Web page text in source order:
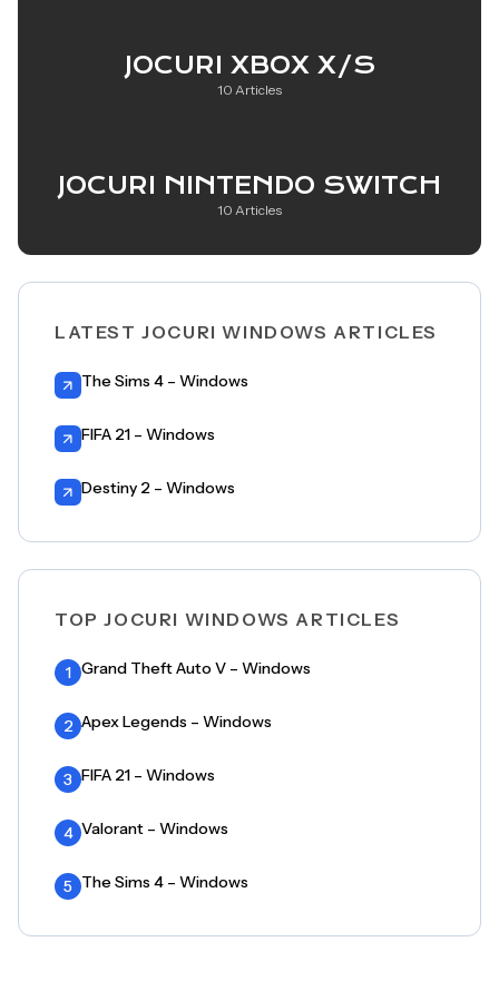
JOCURI XBOX X/S
10 Articles
JOCURI NINTENDO SWITCH
10 Articles
LATEST JOCURI WINDOWS ARTICLES
The Sims 4 – Windows
FIFA 21 – Windows
Destiny 2 – Windows
TOP JOCURI WINDOWS ARTICLES
1 Grand Theft Auto V – Windows
2 Apex Legends – Windows
3 FIFA 21 – Windows
4 Valorant – Windows
5 The Sims 4 – Windows